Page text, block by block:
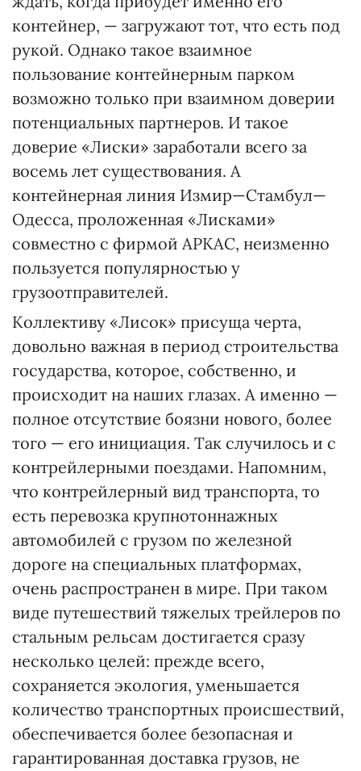
контейнер, — загружают тот, что есть под
рукой. Однако такое взаимное
пользование контейнерным парком
возможно только при взаимном доверии
потенциальных партнеров. И такое
доверие «Лиски» заработали всего за
восемь лет существования. А
контейнерная линия Измир—Стамбул—
Одесса, проложенная «Лисками»
совместно с фирмой АРКАС, неизменно
пользуется популярностью у
грузоотправителей.
Коллективу «Лисок» присуща черта,
довольно важная в период строительства
государства, которое, собственно, и
происходит на наших глазах. А именно —
полное отсутствие боязни нового, более
того — его инициация. Так случилось и с
контрейлерными поездами. Напомним,
что контрейлерный вид транспорта, то
есть перевозка крупнотоннажных
автомобилей с грузом по железной
дороге на специальных платформах,
очень распространен в мире. При таком
виде путешествий тяжелых трейлеров по
стальным рельсам достигается сразу
несколько целей: прежде всего,
сохраняется экология, уменьшается
количество транспортных происшествий,
обеспечивается более безопасная и
гарантированная доставка грузов, не